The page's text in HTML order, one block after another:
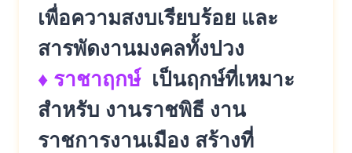
เพื่อความสงบเรียบร้อย และ
สารพัดงานมงคลทั้งปวง
♦ ราชาฤกษ์ เป็นฤกษ์ที่เหมาะ
สำหรับ งานราชพิธี งาน
ราชการงานเมือง สร้างที่